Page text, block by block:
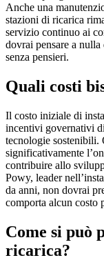
Anche una
stazioni di ricarica
servizio continuo ai
dovrai pensare a
senza pensieri.
Quali costi
Il costo iniziale di
incentivi governativi
tecnologie sostenibili.
significativamente
contribuire allo
Powy, leader
da anni, non dovrai
comporta alcun costo
Come si può
ricarica?